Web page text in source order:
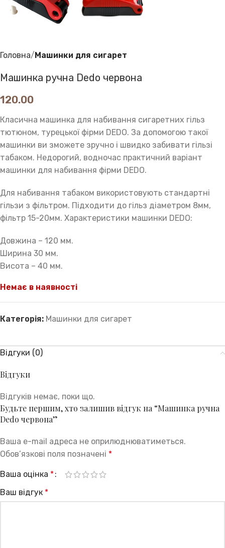
Головна Машинки для сигарет
Машинка ручна Dedo червона
120.00
Класична машинка для набивання сигаретних гільз
тютюном, турецької фірми DEDO. За допомогою такої
машинки ви зможете зручно і швидко забивати гільзі
табаком. Недорогий, водночас практичний варіант
машинки для набивання фірми DEDO.
Для набивання табаком використовують стандартні
гільзи з фільтром. Підходити до гільз діаметром 8мм,
фільтр 15-20мм. Характеристики машинки DEDO:
Довжина – 120 мм.
Ширина 30 мм.
Висота – 40 мм.
Немає в наявності
Категорія: Машинки для сигарет
Відгуки (0)
Відгуки
Відгуків немає, поки що.
Будьте першим, хто залишив відгук на “Машинка ручна
Dedo червона”
Ваша e-mail адреса не оприлюднюватиметься.
Обов’язкові поля позначені *
Ваша оцінка *
Ваш відгук *